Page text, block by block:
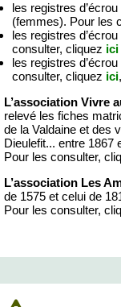
les registres
(femmes). Pour les
les registres
consulter, cliquez ici
les registres
consulter, cliquez ici,
L’association Vivre
relevé les fiches
de la Valdaine et des
Dieulefit... entre 1867
Pour les consulter,
L’association Les
de 1575 et celui de
Pour les consulter,